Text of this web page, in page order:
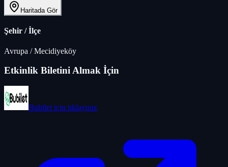
Haritada Gör
Şehir / İlçe
Avrupa /Mecidiyeköy
Etkinlik Biletini Almak İçin
Bubilet için tıklayınız